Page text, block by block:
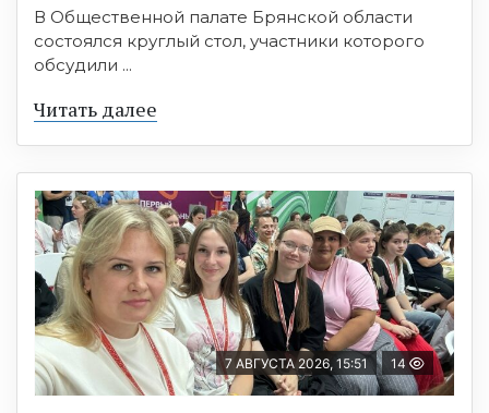
В Общественной палате Брянской области
состоялся круглый стол, участники которого
обсудили ...
Читать далее
7 АВГУСТА 2026, 15:51 14